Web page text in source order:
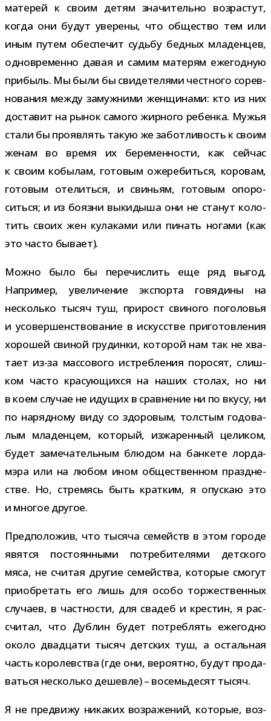
мате­рей к своим детям зна­чи­тельно воз­рас­тут,
когда они будут уве­рены, что обще­ство тем или
иным путем обес­пе­чит судьбу бед­ных мла­ден­цев,
одно­вре­менно давая и самим мате­рям еже­год­ную
при­быль. Мы были бы сви­де­те­лями чест­ного сорев­
но­ва­ния между замуж­ними жен­щи­нами: кто из них
доста­вит на рынок самого жир­ного ребенка. Мужья
стали бы про­яв­лять такую же забот­ли­вость к своим
женам во время их бере­мен­но­сти, как сей­час
к своим кобы­лам, гото­вым оже­ре­биться, коро­вам,
гото­вым оте­литься, и сви­ньям, гото­вым опо­ро­
ситься; и из боязни выки­дыша они не ста­нут коло­
тить своих жен кула­ками или пинать ногами (как
это часто бывает).
Можно было бы пере­чис­лить еще ряд выгод.
Например, уве­ли­че­ние экс­порта говя­дины на
несколько тысяч туш, при­рост сви­ного пого­ло­вья
и усо­вер­шен­ство­ва­ние в искус­стве при­го­тов­ле­ния
хоро­шей сви­ной гру­динки, кото­рой нам так не хва­
тает из-​за мас­со­вого истреб­ле­ния поро­сят, слиш­
ком часто кра­су­ю­щихся на наших сто­лах, но ни
в коем слу­чае не иду­щих в срав­не­ние ни по вкусу, ни
по наряд­ному виду со здо­ро­вым, тол­стым годо­ва­
лым мла­ден­цем, кото­рый, изжа­рен­ный цели­ком,
будет заме­ча­тель­ным блю­дом на бан­кете лорда-​
мэра или на любом ином обще­ствен­ном празд­не­
стве. Но, стре­мясь быть крат­ким, я опус­каю это
и мно­гое другое.
Предположив, что тысяча семейств в этом городе
явятся посто­ян­ными потре­би­те­лями дет­ского
мяса, не счи­тая дру­гие семей­ства, кото­рые смо­гут
при­об­ре­тать его лишь для особо тор­же­ствен­ных
слу­чаев, в част­но­сти, для сва­деб и кре­стин, я рас­
счи­тал, что Дублин будет потреб­лять еже­годно
около два­дцати тысяч дет­ских туш, а осталь­ная
часть коро­лев­ства (где они, веро­ятно, будут про­да­
ваться несколько дешевле) – восемь­де­сят тысяч.
Я не пре­движу ника­ких воз­ра­же­ний, кото­рые, воз­